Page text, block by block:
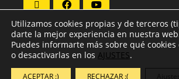
Utilizamos cookies propias y de terceros
darte la mejor experiencia en nuestra
Puedes informarte más sobre qué
o desactivarlas en los AJUSTES.
ACEPTAR :) RECHAZAR :(